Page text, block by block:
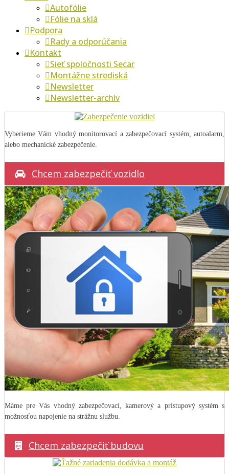
Autofólie
Fólie na sklá
Podpora
Rady a odporúčania
Kontakt
Sieť spoločnosti Secar
Montážne strediská
Newsletter
Newsletter-archív
Vyberieme Vám vhodný monitorovací a zabezpečovací systém, autoalarm,
alebo mechanické zabezpečenie.
Chcem zabezpečiť vozidlo
Máme pre Vás vhodný zabezpečovací, kamerový a prístupový systém s
možnosťou napojenie na strážnu službu.
Chcem zabezpečiť budovu